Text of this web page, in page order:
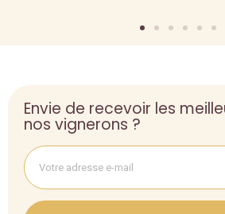
Envie de recevoir les
nos vignerons ?